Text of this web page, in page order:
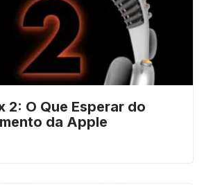
2: O Que Esperar do
da Apple